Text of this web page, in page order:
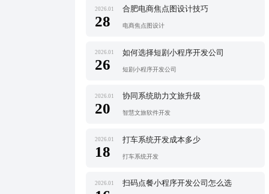
2026.01
28
合肥电商焦点图设计技巧
电商焦点图设计
2026.01
26
如何选择短剧小程序开发公司
短剧小程序开发公司
2026.01
20
协同系统助力文旅升级
智慧文旅软件开发
2026.01
18
打车系统开发成本多少
打车系统开发
2026.01 扫码点餐小程序开发公司怎么选